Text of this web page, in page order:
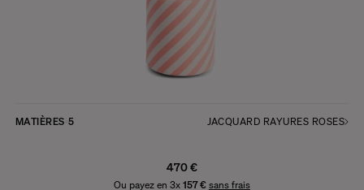
MATIÈRES 5 JACQUARD RAYURES ROSES
470 €
Ou payez en 3x 157 € sans frais